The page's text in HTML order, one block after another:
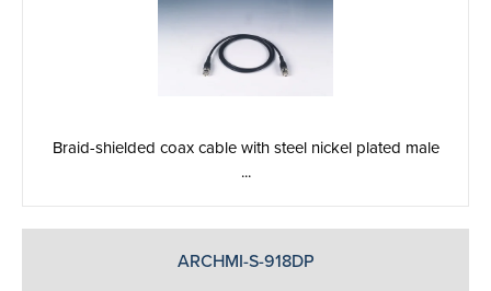
Braid-shielded coax cable with steel nickel plated male
...
ARCHMI-S-918DP